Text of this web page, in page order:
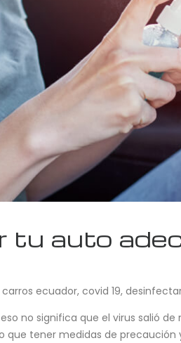
tu auto
carros ecuador, covid 19,
no significa que el virus salió
tener medidas de precaución